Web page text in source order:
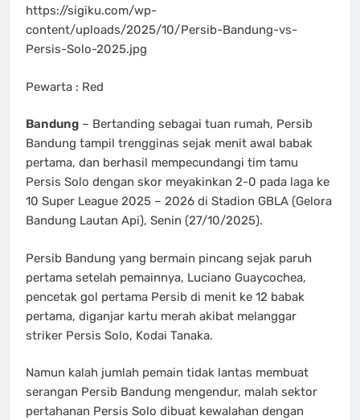
https://sigiku.com/wp-
content/uploads/2025/10/Persib-Bandung-vs-
Persis-Solo-2025.jpg
Pewarta : Red
Bandung – Bertanding sebagai tuan rumah, Persib
Bandung tampil trengginas sejak menit awal babak
pertama, dan berhasil mempecundangi tim tamu
Persis Solo dengan skor meyakinkan 2-0 pada laga ke
10 Super League 2025 – 2026 di Stadion GBLA (Gelora
Bandung Lautan Api), Senin (27/10/2025).
Persib Bandung yang bermain pincang sejak paruh
pertama setelah pemainnya, Luciano Guaycochea,
pencetak gol pertama Persib di menit ke 12 babak
pertama, diganjar kartu merah akibat melanggar
striker Persis Solo, Kodai Tanaka.
Namun kalah jumlah pemain tidak lantas membuat
serangan Persib Bandung mengendur, malah sektor
pertahanan Persis Solo dibuat kewalahan dengan